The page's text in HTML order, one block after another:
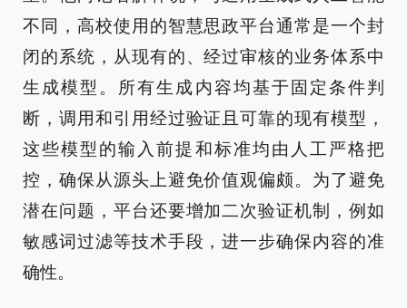
不同，高校使用的智慧思政平台通常是一个封
闭的系统，从现有的、经过审核的业务体系中
生成模型。所有生成内容均基于固定条件判
断，调用和引用经过验证且可靠的现有模型，
这些模型的输入前提和标准均由人工严格把
控，确保从源头上避免价值观偏颇。为了避免
潜在问题，平台还要增加二次验证机制，例如
敏感词过滤等技术手段，进一步确保内容的准
确性。